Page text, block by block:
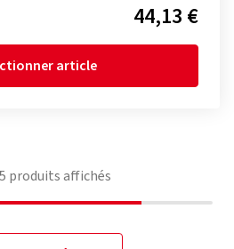
44,13 €
article
produits affichés